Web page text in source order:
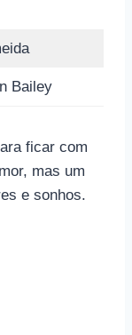
Bailey
ficar com
mas um
e sonhos.